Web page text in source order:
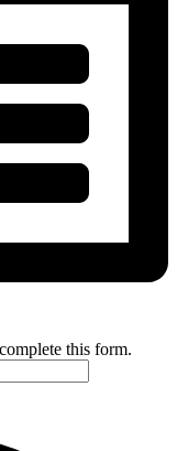
this form.